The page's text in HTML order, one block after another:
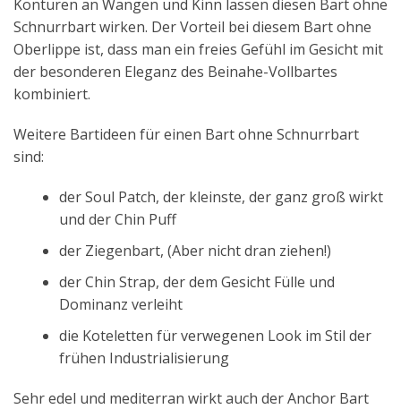
Konturen an Wangen und Kinn lassen diesen Bart ohne
Schnurrbart wirken. Der Vorteil bei diesem Bart ohne
Oberlippe ist, dass man ein freies Gefühl im Gesicht mit
der besonderen Eleganz des Beinahe-Vollbartes
kombiniert.
Weitere Bartideen für einen Bart ohne Schnurrbart
sind:
der Soul Patch, der kleinste, der ganz groß wirkt
und der Chin Puff
der Ziegenbart, (Aber nicht dran ziehen!)
der Chin Strap, der dem Gesicht Fülle und
Dominanz verleiht
die Koteletten für verwegenen Look im Stil der
frühen Industrialisierung
Sehr edel und mediterran wirkt auch der Anchor Bart